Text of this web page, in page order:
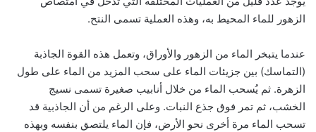
الزهور للماء المحيط به، وهذه العملية تسمى النتح.
عندما يتبخر الماء من الزهور والأوراق، وتعمل هذه القوة الجاذبة
(التماسك) بين جزيئات الماء على سحب المزيد من الماء على طول
الزهرة. ثم يُسحب الماء من خلال أنابيب صغيرة تسمى نسيج
الخشب، ثم تمر فوق جذع النبات. وعلى الرغم من أن الجاذبية قد
تسحب الماء مرة أخرى نحو الأرض، فإن الماء يلتصق بنفسه وبهذه